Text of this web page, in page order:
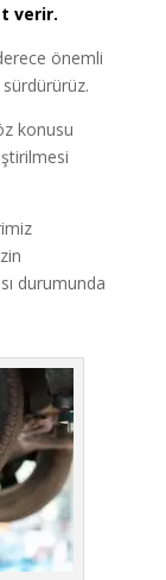
verir.
önemli
sürdürürüz.
konusu
durumunda